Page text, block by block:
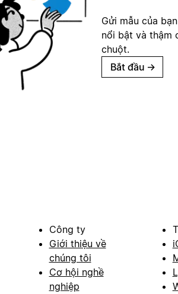
Gửi mẫu của
nổi bật và thậm
chuột.
Bắt đầu →
Công ty
Giới thiệu về
chúng tôi
Cơ hội nghề
nghiệp